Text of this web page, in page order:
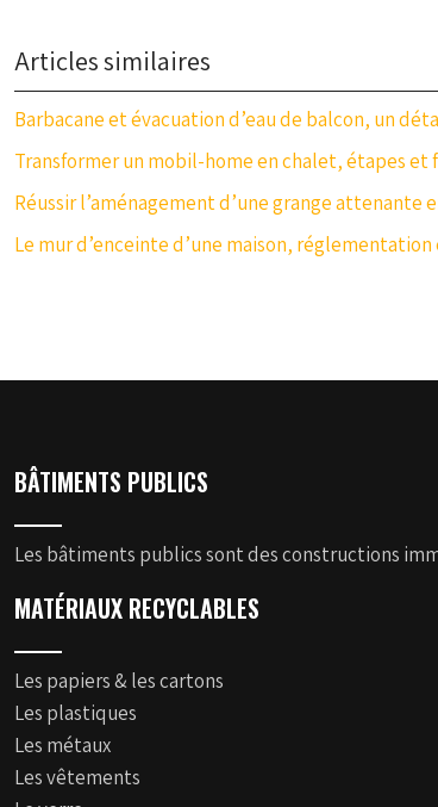
Articles similaires
Barbacane et évacuation d’eau de balcon, un
Transformer un mobil-home en chalet, étapes
Réussir l’aménagement d’une grange attenante
Le mur d’enceinte d’une maison,
BÂTIMENTS PUBLICS
Les bâtiments publics sont des constructions
MATÉRIAUX RECYCLABLES
Les papiers & les cartons
Les plastiques
Les métaux
Les vêtements